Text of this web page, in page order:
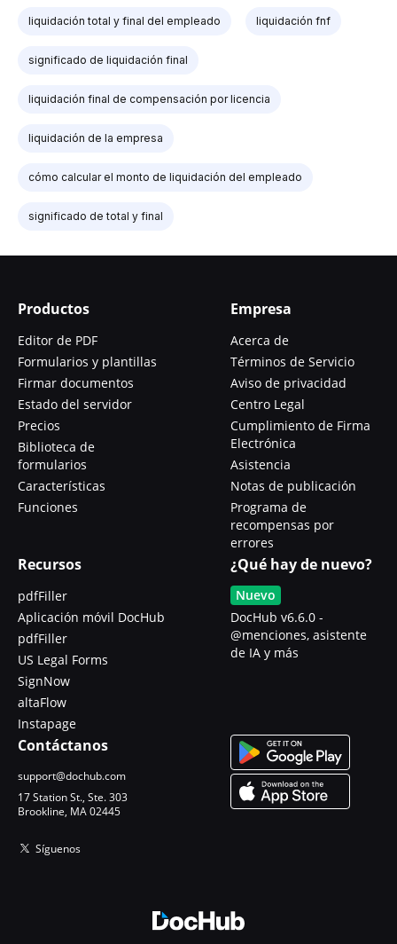
liquidación total y final del empleado liquidación fnf
significado de liquidación final
liquidación final de compensación por licencia
liquidación de la empresa
cómo calcular el monto de liquidación del empleado
significado de total y final
Productos
Editor de PDF
Formularios y plantillas
Firmar documentos
Estado del servidor
Precios
Biblioteca de
formularios
Características
Funciones
Empresa
Acerca de
Términos de Servicio
Aviso de privacidad
Centro Legal
Cumplimiento de Firma
Electrónica
Asistencia
Notas de publicación
Programa de
recompensas por
errores
Recursos
pdfFiller
Aplicación móvil DocHub
pdfFiller
US Legal Forms
SignNow
altaFlow
Instapage
¿Qué hay de nuevo?
Nuevo
DocHub v6.6.0 -
@menciones, asistente
de IA y más
Contáctanos
support@dochub.com
17 Station St., Ste. 303
Brookline, MA 02445
Síguenos